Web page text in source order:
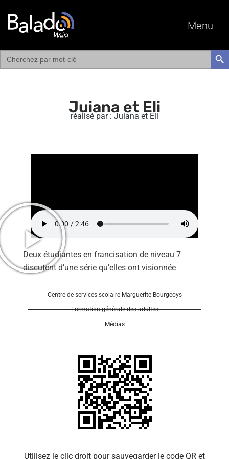
Menu
Search
for:
Juiana et Eli
réalisé par : Juiana et Eli
Deux étudiantes en francisation de niveau 7
discutent d’une série qu’elles ont visionnée
Centre de services scolaire Marguerite-Bourgeoys
Formation générale des adultes
Médias
Utilisez le clic droit pour sauvegarder le code QR et